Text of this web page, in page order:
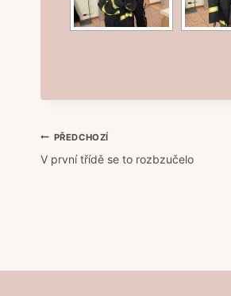
Navigace
pro
PŘEDCHOZÍ
V první třídě se to rozbzučelo